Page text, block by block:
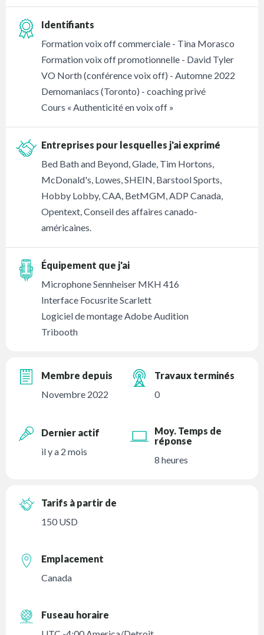
Identifiants
Formation voix off commerciale - Tina Morasco
Formation voix off promotionnelle - David Tyler
VO North (conférence voix off) - Automne 2022
Demomaniacs (Toronto) - coaching privé
Cours « Authenticité en voix off »
Entreprises pour lesquelles j'ai exprimé
Bed Bath and Beyond, Glade, Tim Hortons,
McDonald's, Lowes, SHEIN, Barstool Sports,
Hobby Lobby, CAA, BetMGM, ADP Canada,
Opentext, Conseil des affaires canado-
américaines.
Équipement que j'ai
Microphone Sennheiser MKH 416
Interface Focusrite Scarlett
Logiciel de montage Adobe Audition
Tribooth
Membre depuis
Novembre 2022
Travaux terminés
0
Dernier actif
il y a 2 mois
Moy. Temps de
réponse
8 heures
Tarifs à partir de
150 USD
Emplacement
Canada
Fuseau horaire